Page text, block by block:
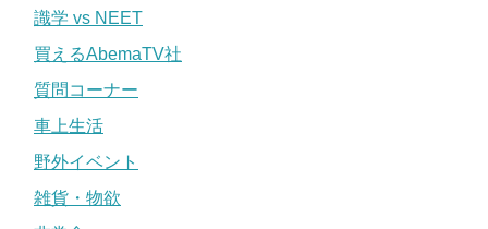
識学 vs NEET
買えるAbemaTV社
質問コーナー
車上生活
野外イベント
雑貨・物欲